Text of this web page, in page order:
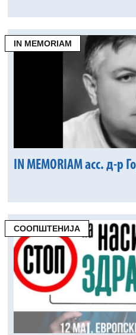
IN MEMORIAM
IN MEMORIAM асс. д-р
СООПШТЕНИЈА